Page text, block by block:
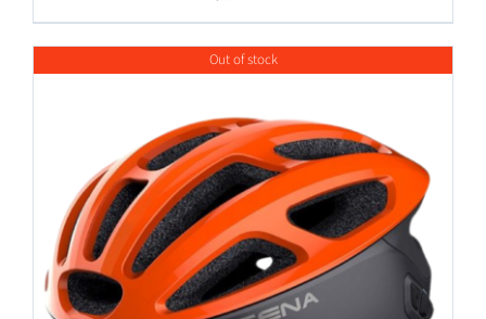
Out of stock